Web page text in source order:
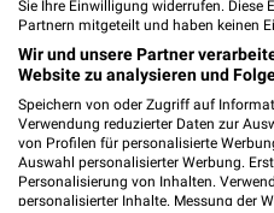
512,62 km
Takko Fashion
Karl-Herrmann-
82008
Heute 09:00 -
Sie Ihre Einwilligung widerrufen. Diese
Partnern mitgeteilt und haben keinen
Wir und unsere Partner
Website zu analysieren und
Speichern von oder Zugriff auf
Verwendung reduzierter Daten zur
von Profilen für personalisierte
Auswahl personalisierter Werbung.
Personalisierung von Inhalten.
personalisierter Inhalte. Messung der